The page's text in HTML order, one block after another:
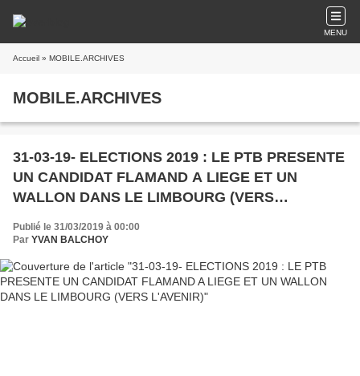
MENU
Accueil » MOBILE.ARCHIVES
MOBILE.ARCHIVES
31-03-19- ELECTIONS 2019 : LE PTB PRESENTE
UN CANDIDAT FLAMAND A LIEGE ET UN
WALLON DANS LE LIMBOURG (VERS
L'AVENIR)
Publié le 31/03/2019 à 00:00
Par YVAN BALCHOY